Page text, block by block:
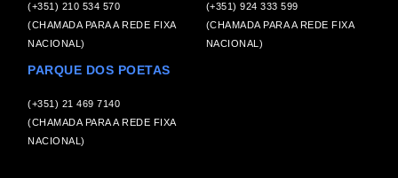
(+351) 210 534 570
(CHAMADA PARA A REDE FIXA
NACIONAL)
(+351) 924 333 599
(CHAMADA PARA A REDE FIXA
NACIONAL)
PARQUE DOS POETAS
(+351) 21 469 7140
(CHAMADA PARA A REDE FIXA
NACIONAL)